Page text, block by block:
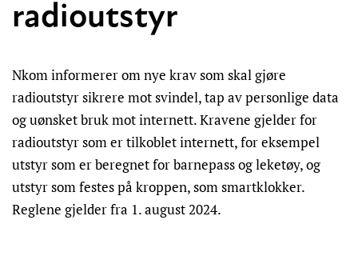
radioutstyr
Nkom informerer om nye krav som skal gjøre
radioutstyr sikrere mot svindel, tap av personlige data
og uønsket bruk mot internett. Kravene gjelder for
radioutstyr som er tilkoblet internett, for eksempel
utstyr som er beregnet for barnepass og leketøy, og
utstyr som festes på kroppen, som smartklokker.
Reglene gjelder fra 1. august 2024.